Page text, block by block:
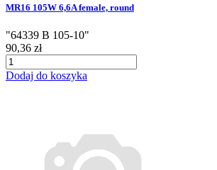
MR16 105W 6,6A female, round
"64339 B 105-10"
90,36 zł
Dodaj do koszyka